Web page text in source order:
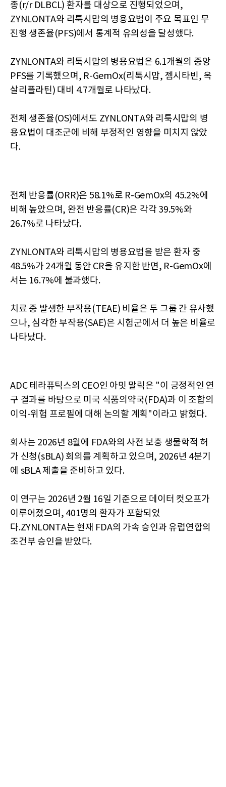
종(r/r DLBCL) 환자를 대상으로 진행되었으며,
ZYNLONTA와 리툭시맙의 병용요법이 주요 목표인 무
진행 생존율(PFS)에서 통계적 유의성을 달성했다.
ZYNLONTA와 리툭시맙의 병용요법은 6.1개월의 중앙
PFS를 기록했으며, R-GemOx(리툭시맙, 젬시타빈, 옥
살리플라틴) 대비 4.7개월로 나타났다.
전체 생존율(OS)에서도 ZYNLONTA와 리툭시맙의 병
용요법이 대조군에 비해 부정적인 영향을 미치지 않았
다.
전체 반응률(ORR)은 58.1%로 R-GemOx의 45.2%에
비해 높았으며, 완전 반응률(CR)은 각각 39.5%와
26.7%로 나타났다.
ZYNLONTA와 리툭시맙의 병용요법을 받은 환자 중
48.5%가 24개월 동안 CR을 유지한 반면, R-GemOx에
서는 16.7%에 불과했다.
치료 중 발생한 부작용(TEAE) 비율은 두 그룹 간 유사했
으나, 심각한 부작용(SAE)은 시험군에서 더 높은 비율로
나타났다.
ADC 테라퓨틱스의 CEO인 아밋 말릭은 "이 긍정적인 연
구 결과를 바탕으로 미국 식품의약국(FDA)과 이 조합의
이익-위험 프로필에 대해 논의할 계획"이라고 밝혔다.
회사는 2026년 8월에 FDA와의 사전 보충 생물학적 허
가 신청(sBLA) 회의를 계획하고 있으며, 2026년 4분기
에 sBLA 제출을 준비하고 있다.
이 연구는 2026년 2월 16일 기준으로 데이터 컷오프가
이루어졌으며, 401명의 환자가 포함되었
다.ZYNLONTA는 현재 FDA의 가속 승인과 유럽연합의
조건부 승인을 받았다.